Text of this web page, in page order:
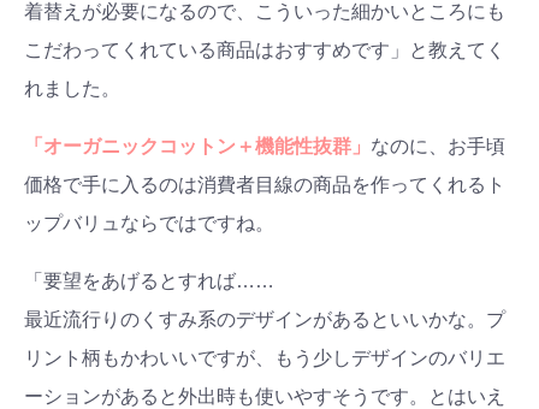
着替えが必要になるので、こういった細かいところにも
こだわってくれている商品はおすすめです」と教えてく
れました。
「オーガニックコットン＋機能性抜群」 なのに、お手頃
価格で手に入るのは消費者目線の商品を作ってくれるト
ップバリュならではですね。
「要望をあげるとすれば……
最近流行りのくすみ系のデザインがあるといいかな。プ
リント柄もかわいいですが、もう少しデザインのバリエ
ーションがあると外出時も使いやすそうです。とはいえ